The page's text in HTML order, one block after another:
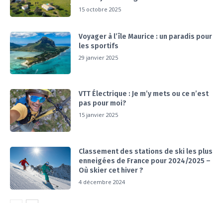
15 octobre 2025
Voyager à l’île Maurice : un paradis pour
les sportifs
29 janvier 2025
VTT Électrique : Je m’y mets ou ce n’est
pas pour moi?
15 janvier 2025
Classement des stations de ski les plus
enneigées de France pour 2024/2025 –
Où skier cet hiver ?
4 décembre 2024